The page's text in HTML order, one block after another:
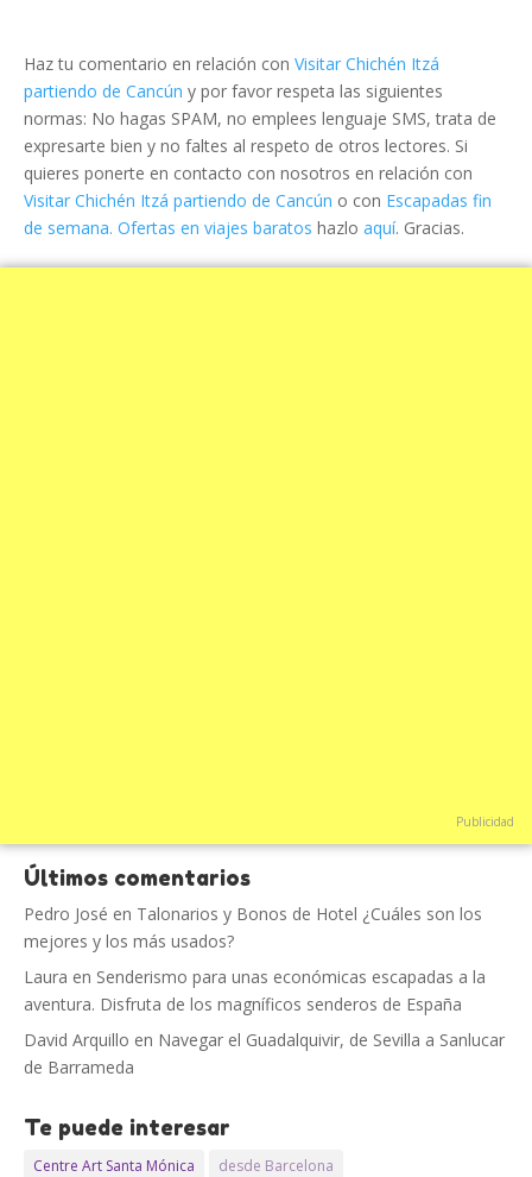
Haz tu comentario en relación con Visitar Chichén Itzá
partiendo de Cancún y por favor respeta las siguientes
normas: No hagas SPAM, no emplees lenguaje SMS, trata de
expresarte bien y no faltes al respeto de otros lectores. Si
quieres ponerte en contacto con nosotros en relación con
Visitar Chichén Itzá partiendo de Cancún o con Escapadas fin
de semana. Ofertas en viajes baratos hazlo aquí. Gracias.
Publicidad
Últimos comentarios
Pedro José en Talonarios y Bonos de Hotel ¿Cuáles son los
mejores y los más usados?
Laura en Senderismo para unas económicas escapadas a la
aventura. Disfruta de los magníficos senderos de España
David Arquillo en Navegar el Guadalquivir, de Sevilla a Sanlucar
de Barrameda
Te puede interesar
Centre Art Santa Mónica
desde Barcelona